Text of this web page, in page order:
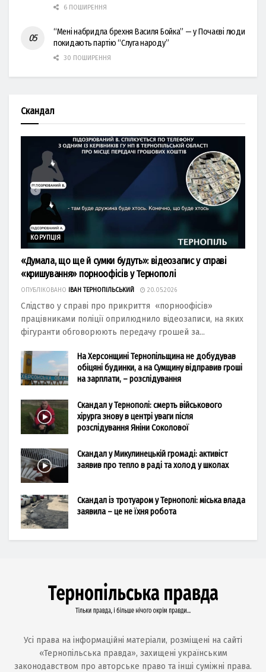
6 ПОШИРЕННЯ
“Мені набридла брехня Василя Бойка” — у Почаєві люди
покидають партію “Слуга народу”
30 ПОШИРЕННЯ
Скандал
КОРУПЦІЯ
«Думала, що ще й сумки будуть»: відеозапис у справі
«кришування» порноофісів у Тернополі
ОПУБЛІКОВАНО ІВАН ТЕРНОПІЛЬСЬКИЙ 20.05.2026
Слідство у справі про прикриття «порноофісів»
працівниками поліції оприлюднило відеозаписи, на яких
фігуранти обговорюють передачу грошей за...
На Херсонщині Тернопільщина не добудував
обіцяні будинки, а на Сумщину відправив гроші
на зарплати, – розслідування
Скандал у Тернополі: смерть військового
хірурга знову в центрі уваги після
розслідування Яніни Соколової
Скандал у Микулинецькій громаді: активіст
заявив про тепло в раді та холод у школах
Скандал із тротуаром у Тернополі: міська влада
заявила – це не їхня робота
Усі права на інформаційні матеріали, розміщені на сайті
«Тернопільська правда», захищені українським
законодавством про авторське право та інші суміжні права.